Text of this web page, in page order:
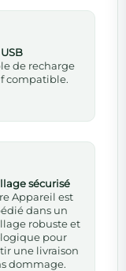
de recharge
compatible.
sécurisé
Appareil est
dans un
robuste et
pour
une livraison
dommage.